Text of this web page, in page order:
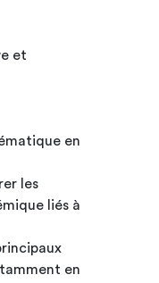
et
en
les
liés à
en